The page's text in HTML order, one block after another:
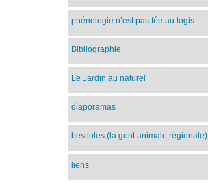
phénologie n’est pas fée au logis
Bibliographie
Le Jardin au naturel
diaporamas
bestioles (la gent animale régionale)
liens